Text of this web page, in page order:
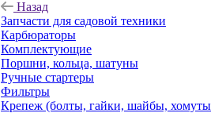
Назад
Запчасти для садовой техники
Карбюраторы
Комплектующие
Поршни, кольца, шатуны
Ручные стартеры
Фильтры
Крепеж (болты, гайки, шайбы, хомуты